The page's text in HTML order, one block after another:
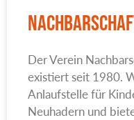
Der Verein
existiert seit 1980.
Anlaufstelle für
Neuhadern und